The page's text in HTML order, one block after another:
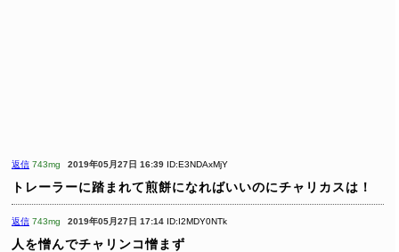
返信 743mg 2019年05月27日 16:39 ID:E3NDAxMjY
トレーラーに踏まれて煎餅になればいいのにチャリカスは！
返信 743mg 2019年05月27日 17:14 ID:I2MDY0NTk
人を憎んでチャリンコ憎まず